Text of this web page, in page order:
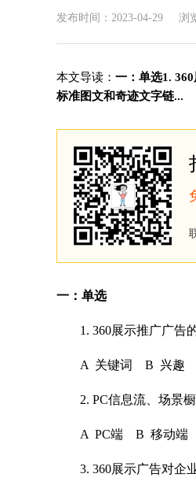
发布时间：2023-04-29 浏
本文导读： 一：单选1.
标准图文和奇迹文字链...
一：单选
1. 360展示推广广告
A 关键词 B 兴趣
2. PC信息流、场景
A PC端 B 移动端
3. 360展示广告对企